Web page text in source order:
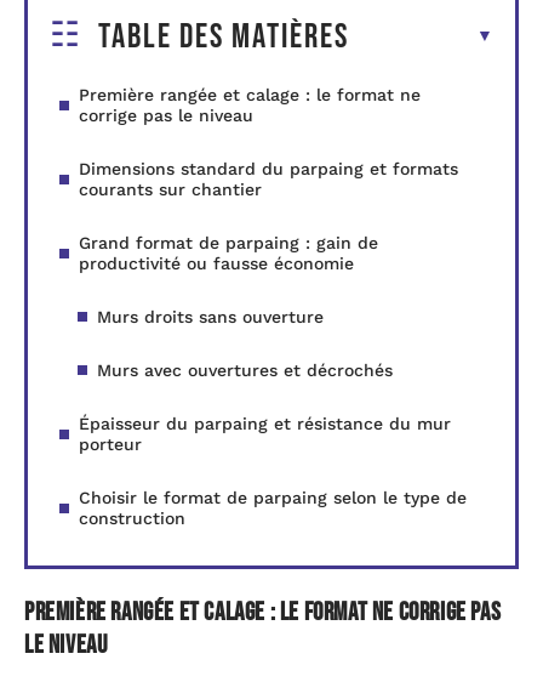
Table des matières
Première rangée et calage : le format ne
corrige pas le niveau
Dimensions standard du parpaing et formats
courants sur chantier
Grand format de parpaing : gain de
productivité ou fausse économie
Murs droits sans ouverture
Murs avec ouvertures et décrochés
Épaisseur du parpaing et résistance du mur
porteur
Choisir le format de parpaing selon le type de
construction
Première rangée et calage : le format ne corrige pas
le niveau